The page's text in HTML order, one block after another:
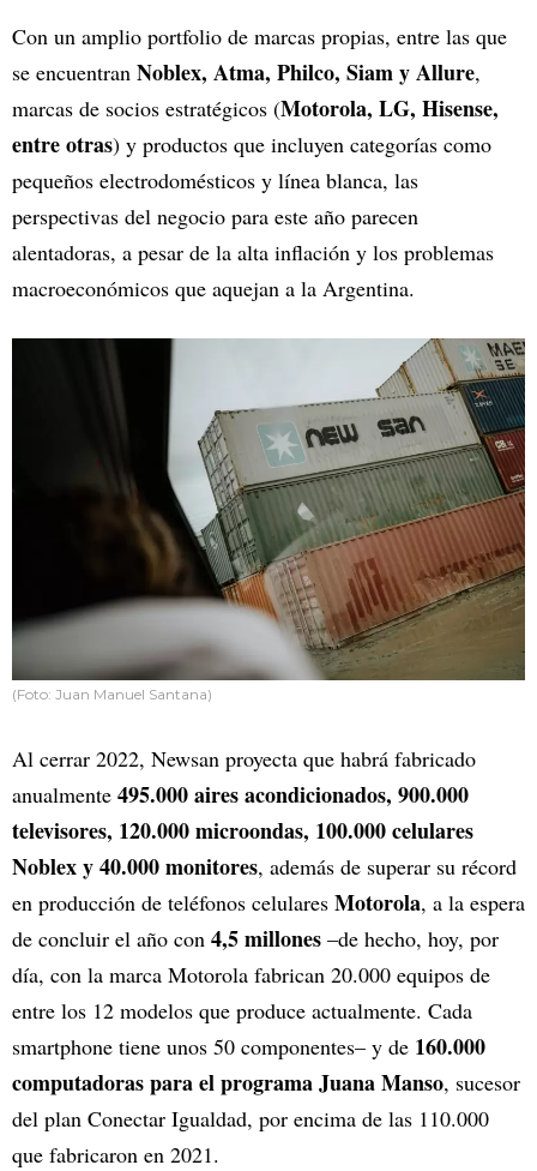
Con un amplio portfolio de marcas propias, entre las que
se encuentran Noblex, Atma, Philco, Siam y Allure,
marcas de socios estratégicos (Motorola, LG, Hisense,
entre otras) y productos que incluyen categorías como
pequeños electrodomésticos y línea blanca, las
perspectivas del negocio para este año parecen
alentadoras, a pesar de la alta inflación y los problemas
macroeconómicos que aquejan a la Argentina.
(Foto: Juan Manuel Santana)
Al cerrar 2022, Newsan proyecta que habrá fabricado
anualmente 495.000 aires acondicionados, 900.000
televisores, 120.000 microondas, 100.000 celulares
Noblex y 40.000 monitores, además de superar su récord
en producción de teléfonos celulares Motorola, a la espera
de concluir el año con 4,5 millones –de hecho, hoy, por
día, con la marca Motorola fabrican 20.000 equipos de
entre los 12 modelos que produce actualmente. Cada
smartphone tiene unos 50 componentes– y de 160.000
computadoras para el programa Juana Manso, sucesor
del plan Conectar Igualdad, por encima de las 110.000
que fabricaron en 2021.